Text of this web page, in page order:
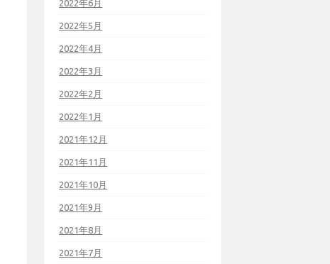
2022年6月
2022年5月
2022年4月
2022年3月
2022年2月
2022年1月
2021年12月
2021年11月
2021年10月
2021年9月
2021年8月
2021年7月